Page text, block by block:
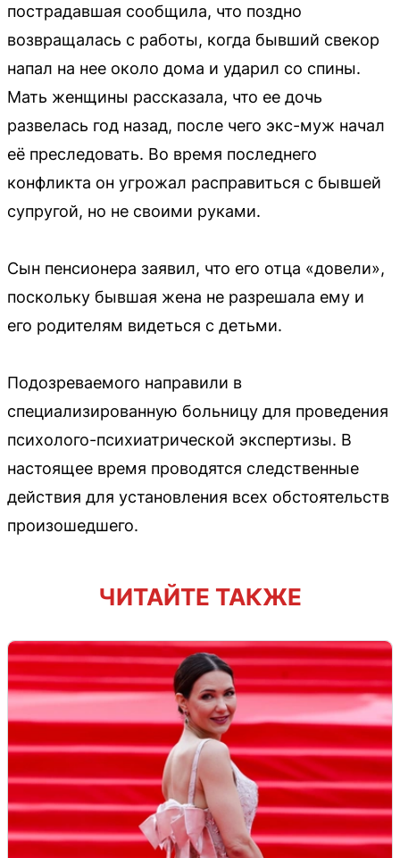
пострадавшая сообщила, что поздно
возвращалась с работы, когда бывший свекор
напал на нее около дома и ударил со спины.
Мать женщины рассказала, что ее дочь
развелась год назад, после чего экс-муж начал
её преследовать. Во время последнего
конфликта он угрожал расправиться с бывшей
супругой, но не своими руками.
Сын пенсионера заявил, что его отца «довели»,
поскольку бывшая жена не разрешала ему и
его родителям видеться с детьми.
Подозреваемого направили в
специализированную больницу для проведения
психолого-психиатрической экспертизы. В
настоящее время проводятся следственные
действия для установления всех обстоятельств
произошедшего.
ЧИТАЙТЕ ТАКЖЕ